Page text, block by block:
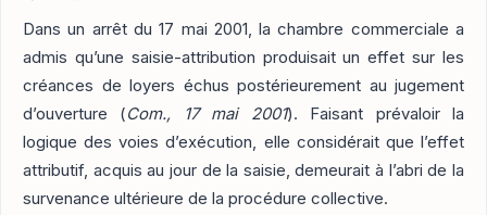
Dans un arrêt du 17 mai 2001, la chambre commerciale a
admis qu’une saisie-attribution produisait un effet sur les
créances de loyers échus postérieurement au jugement
d’ouverture (Com., 17 mai 2001). Faisant prévaloir la
logique des voies d’exécution, elle considérait que l’effet
attributif, acquis au jour de la saisie, demeurait à l’abri de la
survenance ultérieure de la procédure collective.